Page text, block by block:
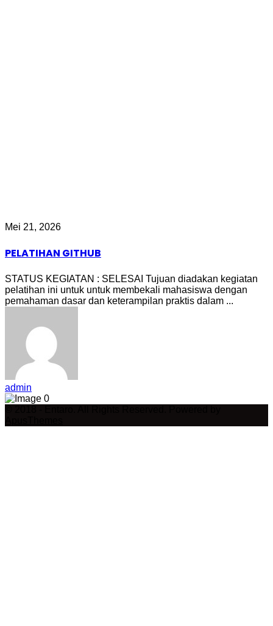
Mei 21, 2026
PELATIHAN GITHUB
STATUS KEGIATAN : SELESAI Tujuan diadakan kegiatan
pelatihan ini untuk untuk membekali mahasiswa dengan
pemahaman dasar dan keterampilan praktis dalam ...
admin
0